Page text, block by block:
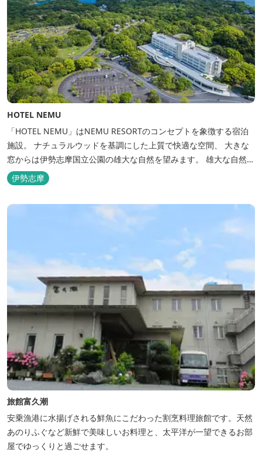
HOTEL NEMU
「HOTEL NEMU」はNEMU RESORTのコンセプトを象徴する宿泊
施設。 ナチュラルウッドを基調にした上質で快適な空間、 大きな
窓からは伊勢志摩国立公園の雄大な自然を望みます。 雄大な自然を
肌で感じるアクティビティや、食材にこだわった旬のお料理、この
地に湧き出る温泉… ここでしかできない「伊勢志摩の恵みあふれ
伊勢志摩
旅館富久潮
安乗漁港に水揚げされる鮮魚にこだわった割烹料理旅館です。天然
あのりふぐなど新鮮で美味しいお料理と、太平洋が一望できるお部
屋でゆっくりと過ごせます。